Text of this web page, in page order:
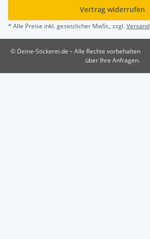
Vertrag widerrufen
* Alle Preise inkl. gesetzlicher MwSt., zzgl.Versand
© Deine-Stickerei.de – Alle Rechte vorbehalten
über Ihre Anfragen.